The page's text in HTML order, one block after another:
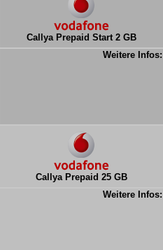
Callya Prepaid Start 2 GB
Weitere Infos:
Callya Prepaid 25 GB
Weitere Infos: